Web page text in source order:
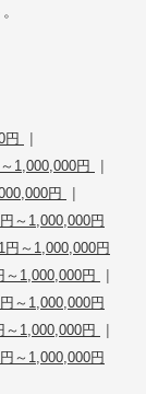
円 |
1,000,000円 |
円 |
～1,000,000円
～1,000,000円
1,000,000円 |
～1,000,000円
1,000,000円 |
～1,000,000円